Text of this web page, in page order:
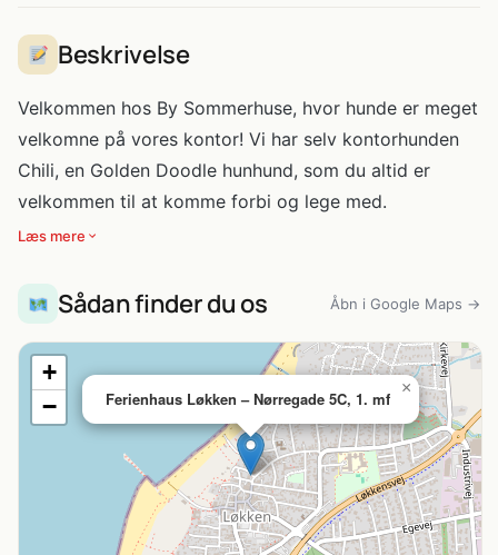
Beskrivelse
Velkommen hos By Sommerhuse, hvor hunde er meget
velkomne på vores kontor! Vi har selv kontorhunden
Chili, en Golden Doodle hunhund, som du altid er
velkommen til at komme forbi og lege med.
Læs mere
Sådan finder du os Åbn i Google Maps →
Ferienhaus Løkken – Nørregade 5C, 1. mf
×
+
−